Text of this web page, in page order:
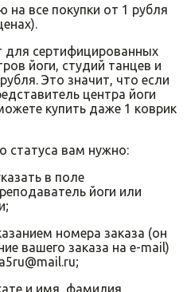
на все покупки от 1 рубля
сертифицированных
йоги, студий танцев и
Это значит, что если
центра йоги
купить даже 1 коврик
статуса вам нужно:
в поле
йоги или
номера заказа (он
вашего заказа на e-mail)
и имя, фамилия